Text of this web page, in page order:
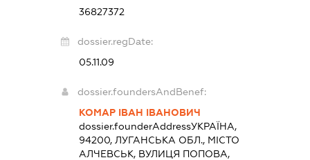
36827372
dossier.regDate:
05.11.09
dossier.foundersAndBenef:
КОМАР ІВАН ІВАНОВИЧ
dossier.founderAddressУКРАЇНА,
94200, ЛУГАНСЬКА ОБЛ., МІСТО
АЛЧЕВСЬК, ВУЛИЦЯ ПОПОВА,